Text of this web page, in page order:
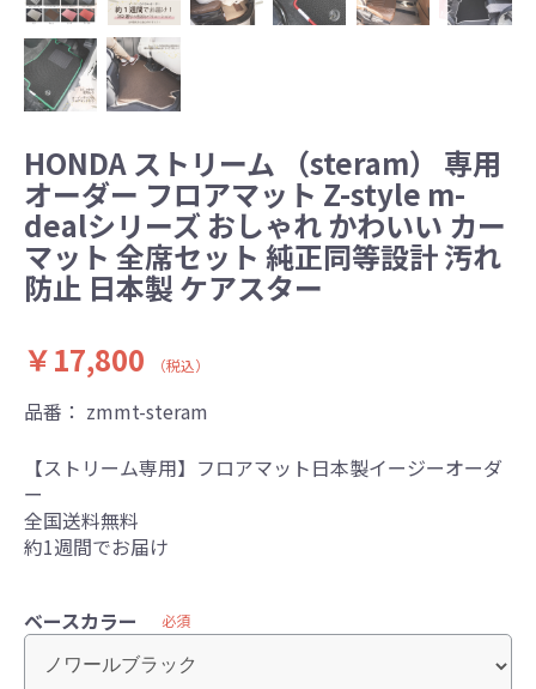
HONDA ストリーム （steram） 専用
オーダー フロアマット Z-style m-
dealシリーズ おしゃれ かわいい カー
マット 全席セット 純正同等設計 汚れ
防止 日本製 ケアスター
￥17,800
（税込）
品番： zmmt-steram
【ストリーム専用】フロアマット日本製イージーオーダ
ー
全国送料無料
約1週間でお届け
ベースカラー 必須